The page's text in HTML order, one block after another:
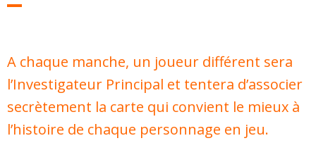
A chaque manche, un joueur différent sera
l’Investigateur Principal et tentera d’associer
secrètement la carte qui convient le mieux à
l’histoire de chaque personnage en jeu.